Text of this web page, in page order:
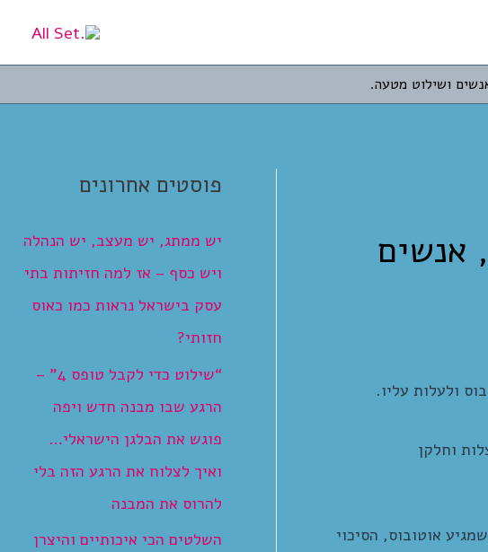
ושילוט מטעה.
אנשים
ולעלות עליו.
וחלקן
אבני השפה. כשמגיע אוטובוס, הסיכוי
פוסטים אחרונים
יש ממתג, יש מעצב, יש הנהלה
ויש כסף – אז למה חזיתות בתי
עסק בישראל נראות כמו כאוס
חזותי?
“שילוט כדי לקבל טופס 4” –
הרגע שבו מבנה חדש ויפה
פוגש את הבלגן הישראלי…
ואיך לצלוח את הרגע הזה בלי
להרוס את המבנה
השלטים הכי איכותיים והיצרן